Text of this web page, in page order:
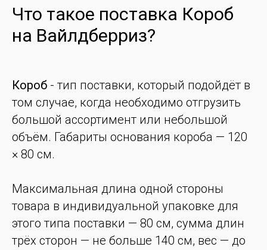
Что такое поставка Короб
на Вайлдберриз?
Короб - тип поставки, который подойдёт в
том случае, когда необходимо отгрузить
большой ассортимент или небольшой
объём. Габариты основания короба — 120
× 80 см.
Максимальная длина одной стороны
товара в индивидуальной упаковке для
этого типа поставки — 80 см, сумма длин
трёх сторон — не больше 140 см, вес — до